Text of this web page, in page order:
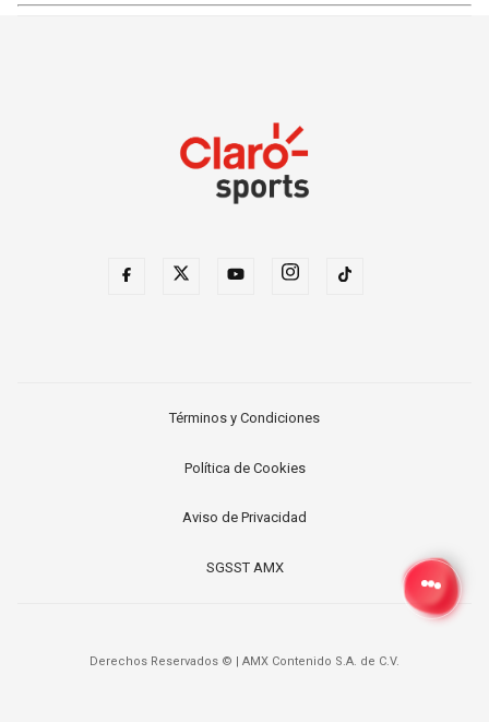
Términos y Condiciones
Política de Cookies
Aviso de Privacidad
SGSST AMX
Derechos Reservados © AMX Contenido S.A. de C.V.